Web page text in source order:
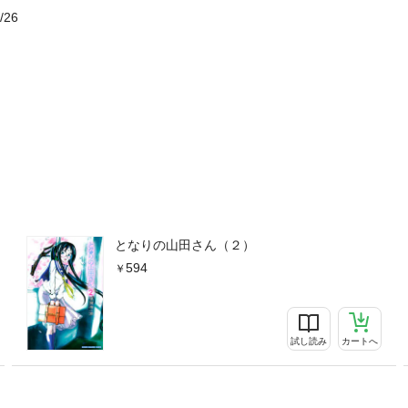
となりの山田さん（２）
594
試し読み カートへ
26